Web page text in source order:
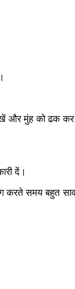
मुंह को ढक कर
दें।
समय बहुत